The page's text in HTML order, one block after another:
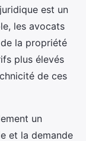
est un
les avocats
la propriété
plus élevés
de ces
un
et la demande